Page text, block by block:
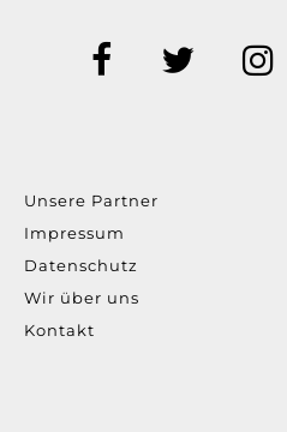
Unsere Partner
Impressum
Datenschutz
Wir über uns
Kontakt